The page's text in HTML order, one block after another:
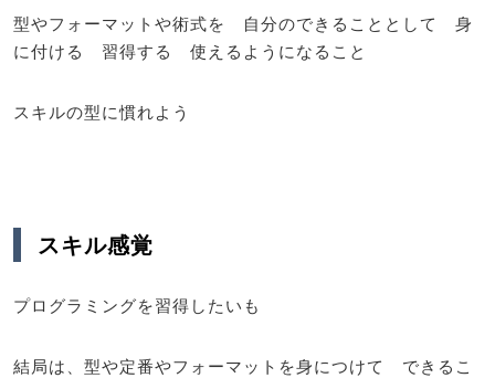
型やフォーマットや術式を 自分のできることとして 身
に付ける 習得する 使えるようになること
スキルの型に慣れよう
スキル感覚
プログラミングを習得したいも
結局は、型や定番やフォーマットを身につけて できるこ